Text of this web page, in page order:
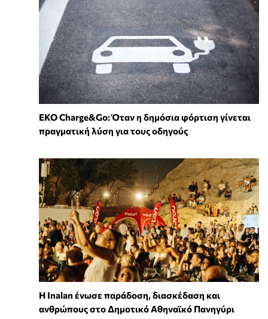
EKO Charge&Go: Όταν η δημόσια φόρτιση γίνεται
πραγματική λύση για τους οδηγούς
Η Inalan ένωσε παράδοση, διασκέδαση και
ανθρώπους στο Δημοτικό Αθηναϊκό Πανηγύρι